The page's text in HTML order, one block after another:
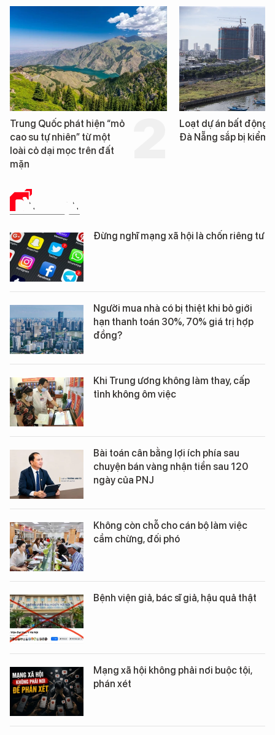
Trung Quốc phát hiện “mỏ
cao su tự nhiên” từ một
loài cỏ dại mọc trên đất
mặn
Loạt dự án bất động
Đà Nẵng sắp bị kiểm
BÌNH LUẬN
Đừng nghĩ mạng xã hội là chốn riêng tư
Người mua nhà có bị thiệt khi bỏ giới
hạn thanh toán 30%, 70% giá trị hợp
đồng?
Khi Trung ương không làm thay, cấp
tỉnh không ôm việc
Bài toán cân bằng lợi ích phía sau
chuyện bán vàng nhận tiền sau 120
ngày của PNJ
Không còn chỗ cho cán bộ làm việc
cầm chừng, đối phó
Bệnh viện giả, bác sĩ giả, hậu quả thật
Mạng xã hội không phải nơi buộc tội,
phán xét